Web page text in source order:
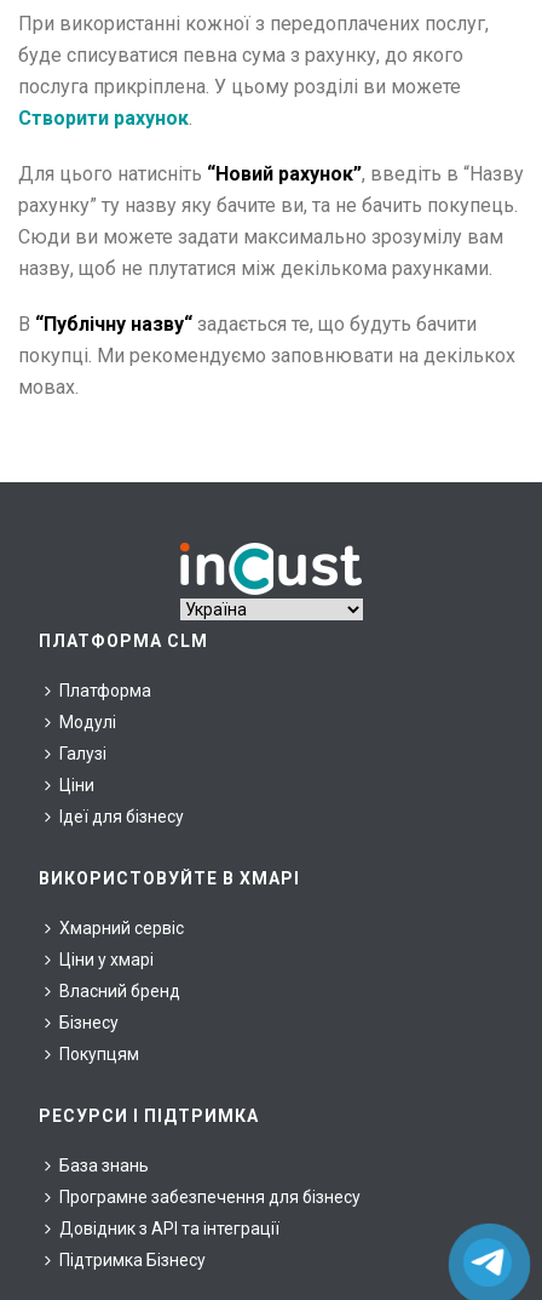
Інструкція з налаштування палива та енергії
Інструкція з налаштування Модуля автоцистерни
Інструкція з налаштування рішення FuelTaxi
Інструкція з налаштування Обладнання, мийок або
інших вендингових апаратів
Інструкція з налаштування відгуків та рекомендацій
Інструкція з налаштування складних схем
ціноутворення
Навчання
Програми, інтеграція і API
Практика та рекомендації
Часті питання
Глосарій
При використанні кожної з передоплачених послуг,
буде списуватися певна сума з рахунку, до якого
послуга прикріплена. У цьому розділі ви можете
Створити рахунок.
Для цього натисніть “Новий рахунок”, введіть в “Назву
рахунку” ту назву яку бачите ви, та не бачить покупець.
Сюди ви можете задати максимально зрозумілу вам
назву, щоб не плутатися між декількома рахунками.
В “Публічну назву“ задається те, що будуть бачити
покупці. Ми рекомендуємо заповнювати на декількох
мовах.
ПЛАТФОРМА CLM
Платформа
Модулі
Галузі
Ціни
Ідеї для бізнесу
ВИКОРИСТОВУЙТЕ В ХМАРІ
Хмарний сервіс
Ціни у хмарі
Власний бренд
Бізнесу
Покупцям
РЕСУРСИ І ПІДТРИМКА
База знань
Програмне забезпечення для бізнесу
Довідник з API та інтеграції
Підтримка Бізнесу